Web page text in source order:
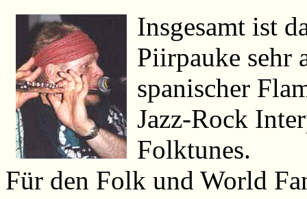
Insgesamt ist
Piirpauke sehr
spanischer
Jazz-Rock
Folktunes.
Für den Folk und World